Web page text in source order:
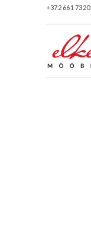
+372 661 7320